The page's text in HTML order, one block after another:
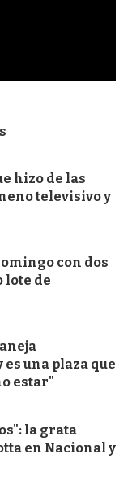
hizo de las
televisivo y
con dos
lote de
una plaza que
estar"
la grata
en Nacional y